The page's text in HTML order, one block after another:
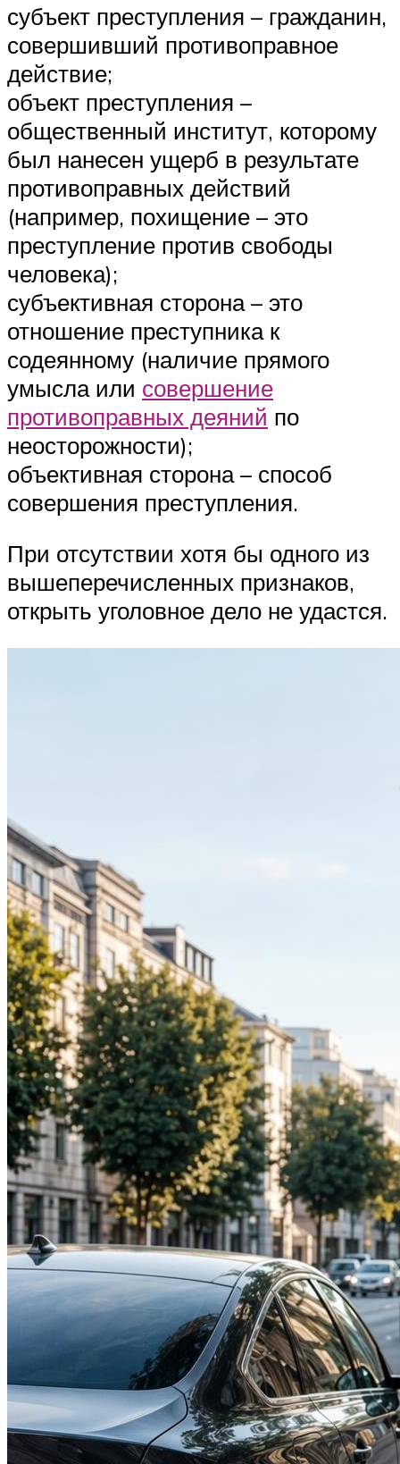
субъект преступления – гражданин,
совершивший противоправное
действие;
объект преступления –
общественный институт, которому
был нанесен ущерб в результате
противоправных действий
(например, похищение – это
преступление против свободы
человека);
субъективная сторона – это
отношение преступника к
содеянному (наличие прямого
умысла или совершение
противоправных деяний по
неосторожности);
объективная сторона – способ
совершения преступления.
При отсутствии хотя бы одного из
вышеперечисленных признаков,
открыть уголовное дело не удастся.